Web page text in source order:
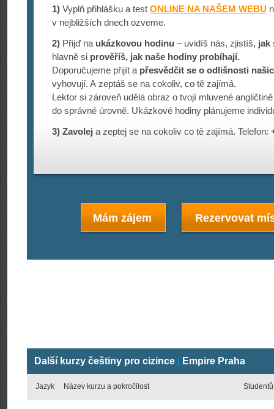
1) Vyplň přihlášku a test ONLINE NA NAŠEM WEBU
v nejbližších dnech ozveme.
2) Přijď na ukázkovou hodinu – uvidíš nás, zjistíš, jak
hlavně si prověříš, jak naše hodiny probíhají.
Doporučujeme přijít a přesvědčit se o odlišnosti
vyhovují. A zeptáš se na cokoliv, co tě zajímá.
Lektor si zároveň udělá obraz o tvojí mluvené
do správné úrovně. Ukázkové hodiny plánujeme
3) Zavolej a zeptej se na cokoliv co tě zajímá. Telefon:
Mám zájem Rezervovat
Další kurzy češtiny pro cizince Empire Praha
Jazyk Název kurzu a pokročilost Studentů